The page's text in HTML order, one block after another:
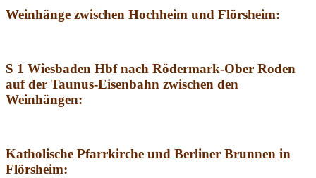
Weinhänge zwischen Hochheim und Flörsheim:
S 1 Wiesbaden Hbf nach Rödermark-Ober Roden
auf der Taunus-Eisenbahn zwischen den
Weinhängen:
Katholische Pfarrkirche und Berliner Brunnen in
Flörsheim: